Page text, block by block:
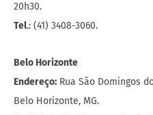
20h30.
Tel.: (41) 3408-3060.
Belo Horizonte
Endereço: Rua São Domingos
Belo Horizonte, MG.